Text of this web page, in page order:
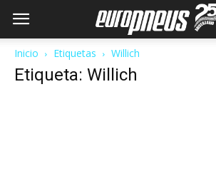
Inicio Etiquetas Willich
Etiqueta: Willich